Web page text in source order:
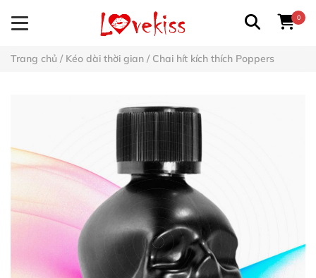
0
Trang chủ / Kéo dài thời gian / Chai hít kích thích Poppers